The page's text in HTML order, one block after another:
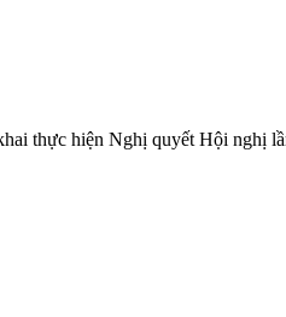
thực hiện Nghị quyết Hội nghị